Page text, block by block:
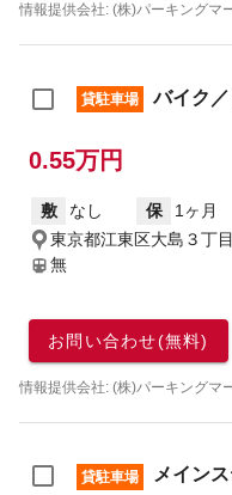
情報提供会社: (株)パーキングマ
貸駐車場 バイク
0.55万円
敷 なし 保 1ヶ月
東京都江東区大島３丁目
無
お問い合わせ(無料)
情報提供会社: (株)パーキングマ
貸駐車場 メイン